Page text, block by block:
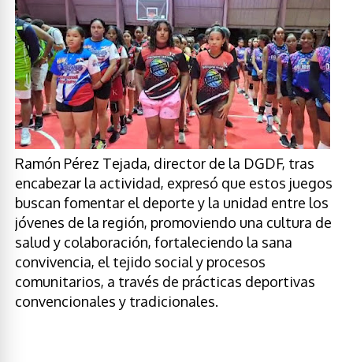
Ramón Pérez Tejada, director de la DGDF, tras
encabezar la actividad, expresó que estos juegos
buscan fomentar el deporte y la unidad entre los
jóvenes de la región, promoviendo una cultura de
salud y colaboración, fortaleciendo la sana
convivencia, el tejido social y procesos
comunitarios, a través de prácticas deportivas
convencionales y tradicionales.